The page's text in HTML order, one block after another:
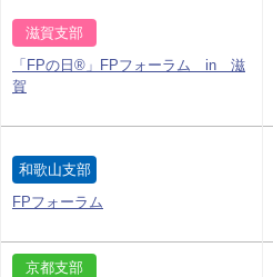
滋賀支部
「FPの日®」FPフォーラム in 滋
賀
和歌山支部
FPフォーラム
京都支部